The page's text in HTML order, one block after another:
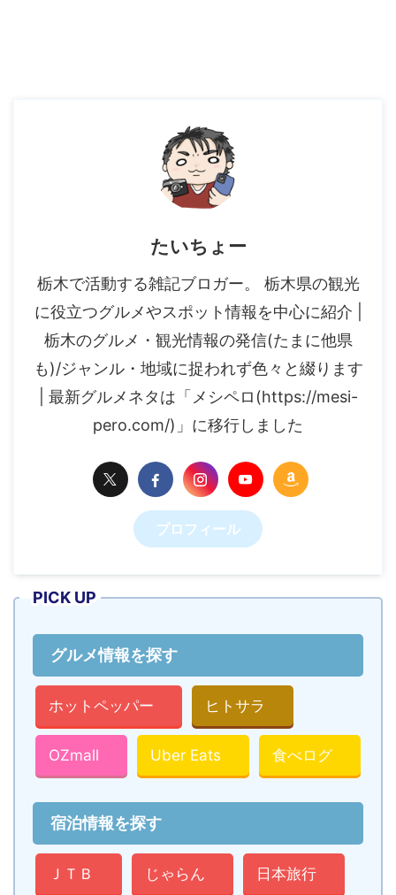
たいちょー
栃木で活動する雑記ブロガー。 栃木県の観光
に役立つグルメやスポット情報を中心に紹介 |
栃木のグルメ・観光情報の発信(たまに他県
も)/ジャンル・地域に捉われず色々と綴ります
| 最新グルメネタは「メシペロ(https://mesi-
pero.com/)」に移行しました
プロフィール
PICK UP
グルメ情報を探す
ホットペッパー ヒトサラ
OZmall Uber Eats 食べログ
宿泊情報を探す
ＪＴＢ じゃらん 日本旅行